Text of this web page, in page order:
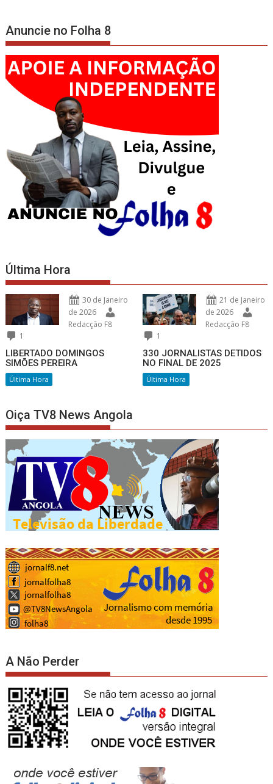
Anuncie no Folha 8
Última Hora
30 de Janeiro
de 2026
Redacção F8
1
LIBERTADO DOMINGOS
SIMÕES PEREIRA
Última Hora
21 de Janeiro
de 2026
Redacção F8
1
330 JORNALISTAS DETIDOS
NO FINAL DE 2025
Última Hora
Oiça TV8 News Angola
A Não Perder